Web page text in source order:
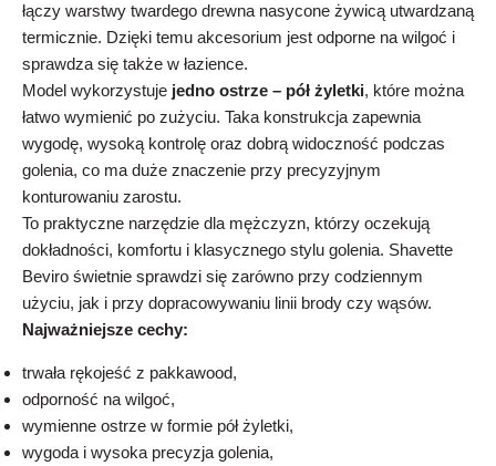
łączy warstwy twardego drewna nasycone żywicą utwardzaną
termicznie. Dzięki temu akcesorium jest odporne na wilgoć i
sprawdza się także w łazience.
Model wykorzystuje jedno ostrze – pół żyletki, które można
łatwo wymienić po zużyciu. Taka konstrukcja zapewnia
wygodę, wysoką kontrolę oraz dobrą widoczność podczas
golenia, co ma duże znaczenie przy precyzyjnym
konturowaniu zarostu.
To praktyczne narzędzie dla mężczyzn, którzy oczekują
dokładności, komfortu i klasycznego stylu golenia. Shavette
Beviro świetnie sprawdzi się zarówno przy codziennym
użyciu, jak i przy dopracowywaniu linii brody czy wąsów.
Najważniejsze cechy:
trwała rękojeść z pakkawood,
odporność na wilgoć,
wymienne ostrze w formie pół żyletki,
wygoda i wysoka precyzja golenia,